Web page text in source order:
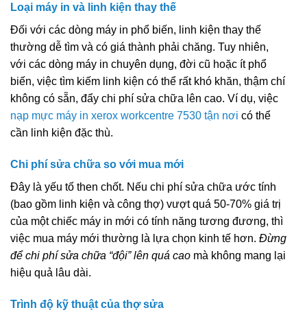
Loại máy in và linh kiện thay thế
Đối với các dòng máy in phổ biến, linh kiện thay thế
thường dễ tìm và có giá thành phải chăng. Tuy nhiên,
với các dòng máy in chuyên dụng, đời cũ hoặc ít phổ
biến, việc tìm kiếm linh kiện có thể rất khó khăn, thậm chí
không có sẵn, đẩy chi phí sửa chữa lên cao. Ví dụ, việc
nạp mực máy in xerox workcentre 7530 tận nơi có thể
cần linh kiện đặc thù.
Chi phí sửa chữa so với mua mới
Đây là yếu tố then chốt. Nếu chi phí sửa chữa ước tính
(bao gồm linh kiện và công thợ) vượt quá 50-70% giá trị
của một chiếc máy in mới có tính năng tương đương, thì
việc mua máy mới thường là lựa chọn kinh tế hơn. Đừng
để chi phí sửa chữa “đội” lên quá cao mà không mang lại
hiệu quả lâu dài.
Trình độ kỹ thuật của thợ sửa